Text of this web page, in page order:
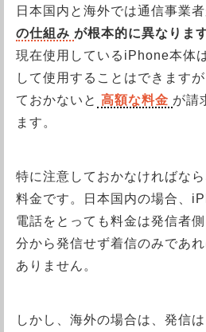
日本国内と海外では通信事業者
の仕組み が根本的に異なりま
現在使用しているiPhone本体
して使用することはできます
ておかないと 高額な料金 が請
ます。
特に注意しておかなければな
料金です。日本国内の場合、
電話をとっても料金は発信者
分から発信せず着信のみであ
ありません。
しかし、海外の場合は、発信は